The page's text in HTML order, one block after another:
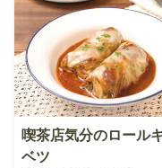
喫茶店気分のロール
ベツ